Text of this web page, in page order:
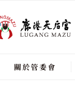
關於管委會